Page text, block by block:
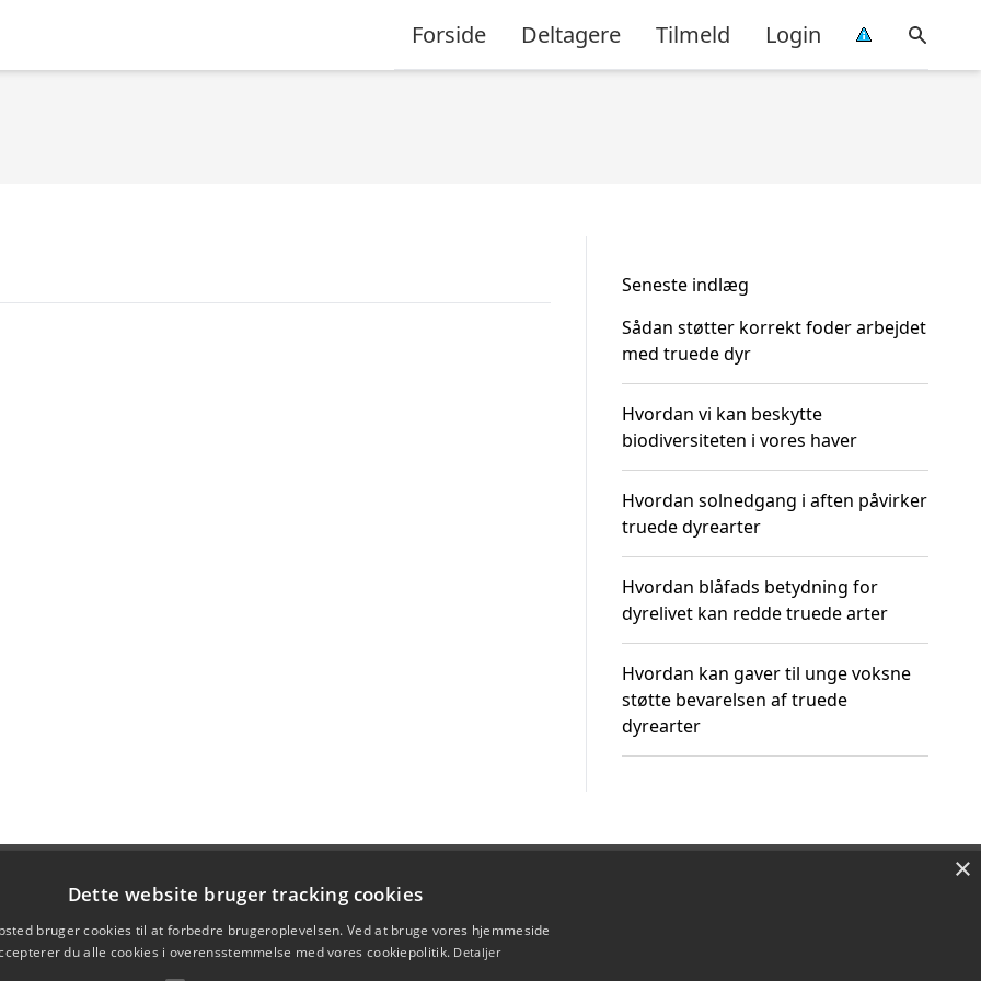
Forside Deltagere Tilmeld Login
Seneste indlæg
Sådan støtter korrekt foder arbejdet
med truede dyr
Hvordan vi kan beskytte
biodiversiteten i vores haver
Hvordan solnedgang i aften påvirker
truede dyrearter
Hvordan blåfads betydning for
dyrelivet kan redde truede arter
Hvordan kan gaver til unge voksne
støtte bevarelsen af truede
dyrearter
×
Dette website bruger tracking cookies
bruger cookies til at forbedre brugeroplevelsen. Ved at bruge vores hjemmeside
du alle cookies i overensstemmelse med vores cookiepolitik. Detaljer